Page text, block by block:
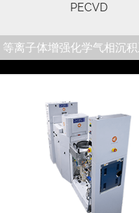
PECVD
等离子体增强化学气相沉积
晶体管和射频设备在纳米级结构
独特的灵活能力，并提供可集